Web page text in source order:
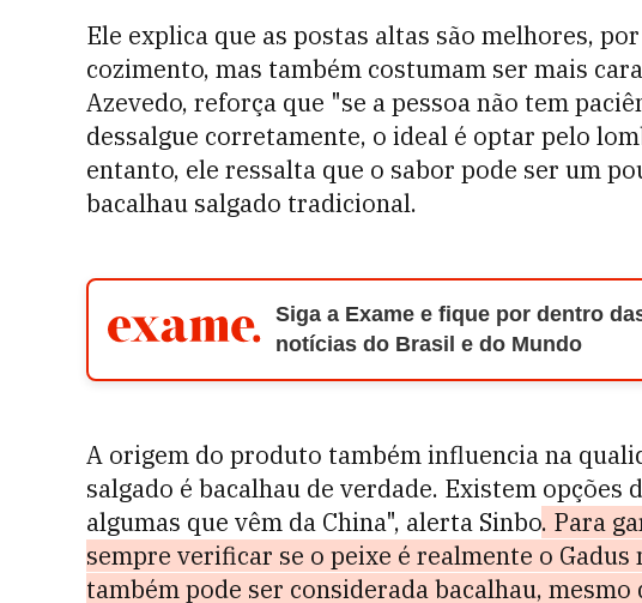
Ele explica que as postas altas são melhores,
cozimento, mas também costumam ser mais
Azevedo, reforça que "se a pessoa não tem
dessalgue corretamente, o ideal é optar pelo
entanto, ele ressalta que o sabor pode ser um
bacalhau salgado tradicional.
Siga a Exame e fique por dentro
notícias do Brasil e do Mundo
A origem do produto também influencia na
salgado é bacalhau de verdade. Existem opções
algumas que vêm da China", alerta Sinbo. Para
sempre verificar se o peixe é realmente o
também pode ser considerada bacalhau, mesmo